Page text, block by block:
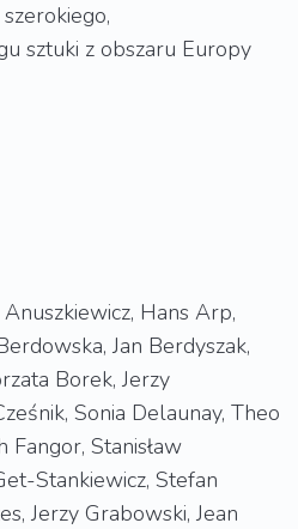
sztuki z obszaru Europy
Hans Arp,
Jan Berdyszak,
Borek, Jerzy
Sonia Delaunay, Theo
Fangor, Stanisław
Stankiewicz, Stefan
Jerzy Grabowski, Jean